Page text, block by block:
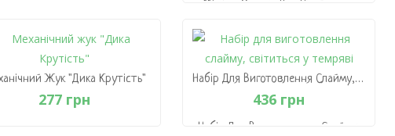
В Кошик
М'ячик-Оракул Для Прийняття
281 грн
В Кошик
Жук "Дика Крутість"
277 грн
Набір Для Виготовлення Слайму, Світиться У Темряві
436 грн
Набір Для Виготовлення Слайму,